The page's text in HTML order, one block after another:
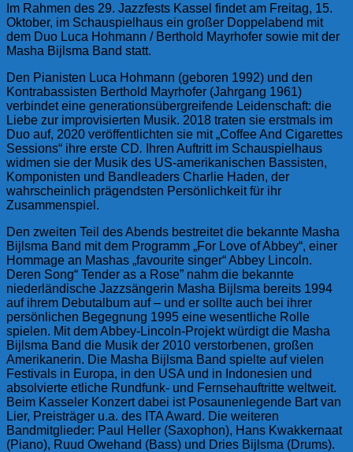
Im Rahmen des 29. Jazzfests Kassel findet am Freitag, 15.
Oktober, im Schauspielhaus ein großer Doppelabend mit
dem Duo Luca Hohmann / Berthold Mayrhofer sowie mit der
Masha Bijlsma Band statt.
Den Pianisten Luca Hohmann (geboren 1992) und den
Kontrabassisten Berthold Mayrhofer (Jahrgang 1961)
verbindet eine generationsübergreifende Leidenschaft: die
Liebe zur improvisierten Musik. 2018 traten sie erstmals im
Duo auf, 2020 veröffentlichten sie mit „Coffee And Cigarettes
Sessions“ ihre erste CD.
Ihren Auftritt im Schauspielhaus
widmen sie der Musik des US-amerikanischen Bassisten,
Komponisten und Bandleaders Charlie Haden, der
wahrscheinlich prägendsten Persönlichkeit für ihr
Zusammenspiel.
Den zweiten Teil des Abends bestreitet die bekannte Masha
Bijlsma Band mit dem Programm „For Love of Abbey“, einer
Hommage an Mashas „favourite singer“ Abbey Lincoln.
Deren Song“ Tender as a Rose” nahm die bekannte
niederländische Jazzsängerin Masha Bijlsma bereits 1994
auf ihrem Debutalbum auf – und er sollte auch bei ihrer
persönlichen Begegnung 1995 eine wesentliche Rolle
spielen. Mit dem Abbey-Lincoln-Projekt würdigt die Masha
Bijlsma Band die Musik der 2010 verstorbenen, großen
Amerikanerin. Die Masha Bijlsma Band spielte auf vielen
Festivals in Europa, in den USA und in Indonesien und
absolvierte etliche Rundfunk- und Fernsehauftritte weltweit.
Beim Kasseler Konzert dabei ist Posaunenlegende Bart van
Lier, Preisträger u.a. des ITA Award. Die weiteren
Bandmitglieder: Paul Heller (Saxophon), Hans Kwakkernaat
(Piano), Ruud Owehand (Bass) und Dries Bijlsma (Drums).